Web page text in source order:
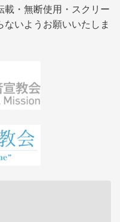
載・無断使用・スクリー
いようお願いいたしま